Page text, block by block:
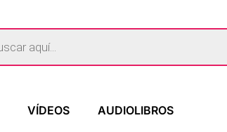
VÍDEOS AUDIOLIBROS